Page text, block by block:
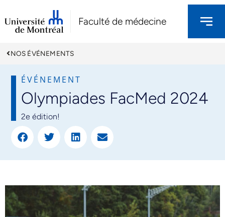
Faculté de médecine
NOS ÉVÉNEMENTS
ÉVÉNEMENT
Olympiades FacMed 2024
2e édition!